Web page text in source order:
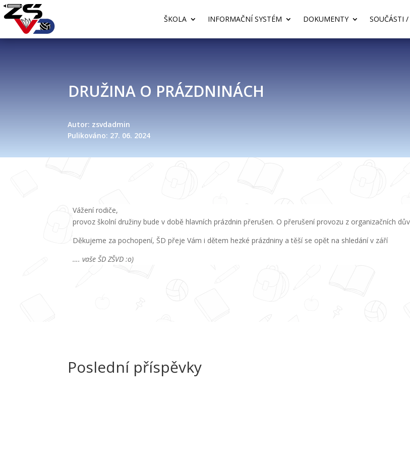
ŠKOLA INFORMAČNÍ SYSTÉM DOKUMENTY SOUČÁSTI
DRUŽINA O PRÁZDNINÁCH
Autor: zsvdadmin
Pulikováno: 27. 06. 2024
Vážení rodiče,
provoz školní družiny bude v době hlavních prázdnin přerušen. O přerušení provozu z organizačních
Děkujeme za pochopení, ŠD přeje Vám i dětem hezké prázdniny a těší se opět na shledání v září
…. vaše ŠD ZŠVD :o)
Poslední příspěvky